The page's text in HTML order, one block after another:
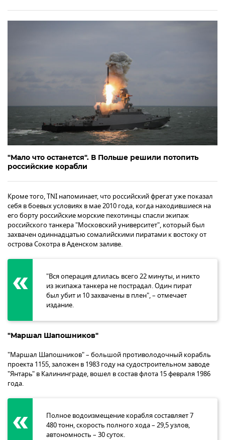
"Мало что останется". В Польше решили потопить
российские корабли
Кроме того, TNI напоминает, что российский фрегат уже показал
себя в боевых условиях в мае 2010 года, когда находившиеся на
его борту российские морские пехотинцы спасли экипаж
российского танкера "Московский университет", который был
захвачен одиннадцатью сомалийскими пиратами к востоку от
острова Сокотра в Аденском заливе.
"Вся операция длилась всего 22 минуты, и никто
из экипажа танкера не пострадал. Один пират
был убит и 10 захвачены в плен", – отмечает
издание.
"Маршал Шапошников"
"Маршал Шапошников" – большой противолодочный корабль
проекта 1155, заложен в 1983 году на судостроительном заводе
"Янтарь" в Калининграде, вошел в состав флота 15 февраля 1986
года.
Полное водоизмещение корабля составляет 7
480 тонн, скорость полного хода – 29,5 узлов,
автономность – 30 суток.